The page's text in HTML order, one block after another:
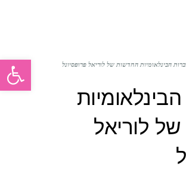
הבינלאומיות החדשות של לוריאל פרופסיונל
לוריאל
פתח